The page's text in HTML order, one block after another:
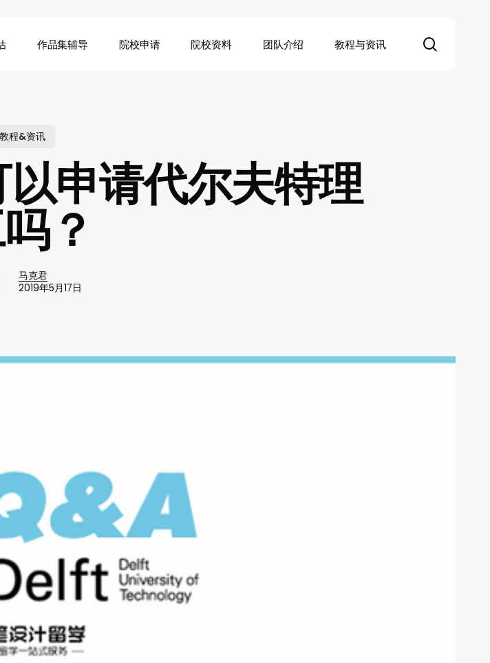
作品集辅导 院校申请 院校资料 团队介绍 教程与资讯
教程&资讯
以申请代尔夫特理
？
马克君
2019年5月17日